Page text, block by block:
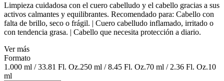
Limpieza cuidadosa con el cuero cabelludo y el cabello gracias a sus
activos calmantes y equilibrantes. Recomendado para: Cabello con
falta de brillo, seco o frágil. | Cuero cabelludo inflamado, irritado o
con tendencia grasa. | Cabello que necesita protección a diario.
Ver más
Formato
1.000 ml / 33.81 Fl. Oz.250 ml / 8.45 Fl. Oz.70 ml / 2.36 Fl. Oz.10
ml